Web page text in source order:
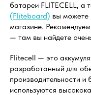
батареи FLITECELL, а
(Fliteboard) вы можете
магазине.
— там вы найдете
Flitecell — это
разработанный для
производительности
используются